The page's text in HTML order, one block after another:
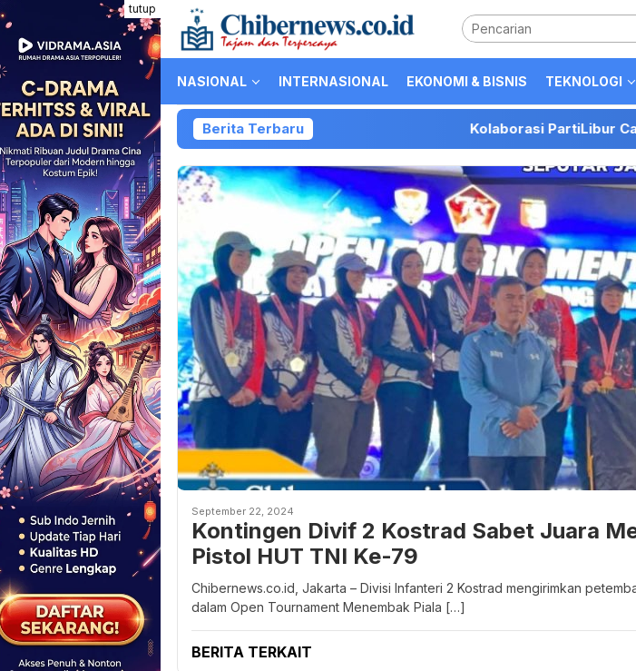
Loncat
ke
konten
tutup
NASIONAL INTERNASIONAL EKONOMI & BISNIS TEKNOLOGI
Berita Terbaru Kolaborasi PartiLibur Caravan
September 22, 2024
Kontingen Divif 2 Kostrad Sabet Juara
Pistol HUT TNI Ke-79
Chibernews.co.id, Jakarta – Divisi Infanteri 2 Kostrad mengirimkan
dalam Open Tournament Menembak Piala […]
BERITA TERKAIT